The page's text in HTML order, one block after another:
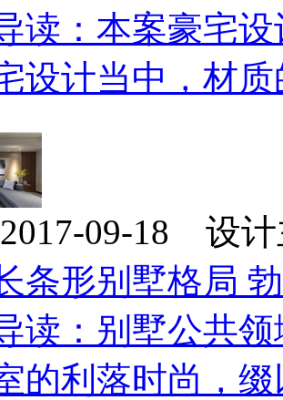
读：本案豪宅
设计当中，材
2017-09-18 设
条形别墅格局
读：别墅公共
的利落时尚，